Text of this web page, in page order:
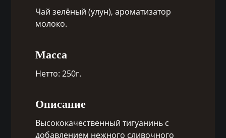
Чай зелёный (улун), ароматизатор
молоко.
Масса
Нетто: 250г.
Описание
Высококачественный тигуанинь с
добавлением нежного сливочного